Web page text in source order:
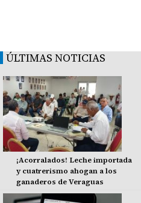
ÚLTIMAS NOTICIAS
¡Acorralados! Leche importada
y cuatrerismo ahogan a los
ganaderos de Veraguas